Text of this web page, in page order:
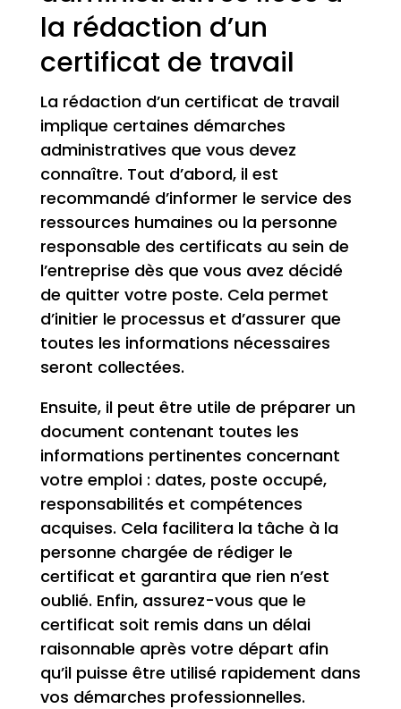
la rédaction d’un
certificat de travail
La rédaction d’un certificat de travail
implique certaines démarches
administratives que vous devez
connaître. Tout d’abord, il est
recommandé d’informer le service des
ressources humaines ou la personne
responsable des certificats au sein de
l’entreprise dès que vous avez décidé
de quitter votre poste. Cela permet
d’initier le processus et d’assurer que
toutes les informations nécessaires
seront collectées.
Ensuite, il peut être utile de préparer un
document contenant toutes les
informations pertinentes concernant
votre emploi : dates, poste occupé,
responsabilités et compétences
acquises. Cela facilitera la tâche à la
personne chargée de rédiger le
certificat et garantira que rien n’est
oublié. Enfin, assurez-vous que le
certificat soit remis dans un délai
raisonnable après votre départ afin
qu’il puisse être utilisé rapidement dans
vos démarches professionnelles.